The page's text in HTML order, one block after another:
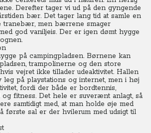
Derefter tager vi ud på den gyngende
bær. Det tager lang tid at samle en
men bærrene smager
god vaniljeis. Der er igen dømt hygge
på campingpladsen. Børnene kan
trampolinerne og den store
vejret ikke tillader udeaktivitet. Hallen
leg på playstations og internet, men i høj
fordi der både er bordtennis,
fitness. Det hele er suverænt anlagt, så
samtidigt med, at man holde øje med
første sal er der hvilerum med udsigt til